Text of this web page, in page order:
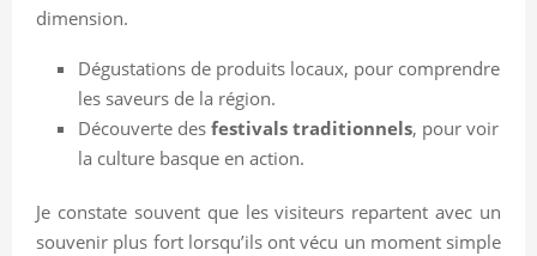
dimension.
Dégustations de produits locaux, pour comprendre
les saveurs de la région.
Découverte des festivals traditionnels, pour voir
la culture basque en action.
Je constate souvent que les visiteurs repartent avec un
souvenir plus fort lorsqu’ils ont vécu un moment simple